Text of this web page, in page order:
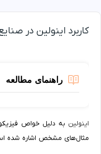
کاربرد اینولین در
راهنمای مطالعه
اینولین به دلیل خواص
مثال‌های مشخص اشاره شده